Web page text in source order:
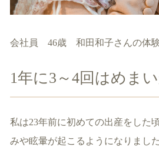
会社員 46歳 和田和子さんの体験
1年に3～4回はめま
私は23年前に初めての出産をした
みや眩暈が起こるようになりまし